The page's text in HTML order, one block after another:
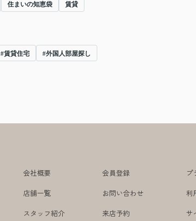
住まいの知恵袋 賃貸
#賃貸住宅 #外国人部屋探し
会社概要
店舗一覧
スタッフ紹介
会員登録
お問い合わせ
来店予約
プ
利
サ